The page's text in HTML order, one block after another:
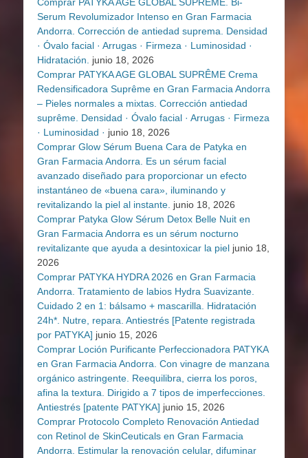
Serum Revolumizador Intenso en Gran Farmacia
Andorra. Corrección de antiedad suprema. Densidad
· Óvalo facial · Arrugas · Firmeza · Luminosidad ·
Hidratación.
junio 18, 2026
Comprar PATYKA AGE GLOBAL SUPRÊME Crema
Redensificadora Suprême en Gran Farmacia Andorra
– Pieles normales a mixtas. Corrección antiedad
suprême. Densidad · Óvalo facial · Arrugas · Firmeza
· Luminosidad · junio 18, 2026
Comprar Glow Sérum Buena Cara de Patyka en
Gran Farmacia Andorra. Es un sérum facial
avanzado diseñado para proporcionar un efecto
instantáneo de «buena cara», iluminando y
revitalizando la piel al instante. junio 18, 2026
Comprar Patyka Glow Sérum Detox Belle Nuit en
Gran Farmacia Andorra es un sérum nocturno
revitalizante que ayuda a desintoxicar la piel junio 18,
2026
Comprar PATYKA HYDRA 2026 en Gran Farmacia
Andorra. Tratamiento de labios Hydra Suavizante.
Cuidado 2 en 1: bálsamo + mascarilla. Hidratación
24h*. Nutre, repara. Antiestrés [Patente registrada
por PATYKA] junio 15, 2026
Comprar Loción Purificante Perfeccionadora PATYKA
en Gran Farmacia Andorra. Con vinagre de manzana
orgánico astringente. Reequilibra, cierra los poros,
afina la textura. Dirigido a 7 tipos de imperfecciones.
Antiestrés [patente PATYKA] junio 15, 2026
Comprar Protocolo Completo Renovación Antiedad
con Retinol de SkinCeuticals en Gran Farmacia
Andorra. Estimular la renovación celular, difuminar